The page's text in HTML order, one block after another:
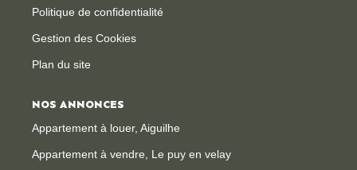
Politique de confidentialité
Gestion des Cookies
Plan du site
NOS ANNONCES
Appartement à louer, Aiguilhe
Appartement à vendre, Le puy en velay